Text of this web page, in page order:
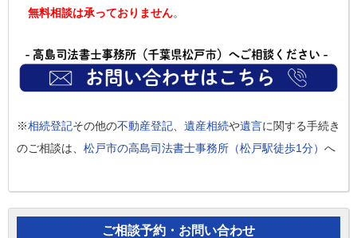
無料相談は承っておりません。
※相続登記その他の不動産登記 遺産相続や遺言に関する手続き
のご相談は、 松戸市の高島司法書士事務所（松戸駅徒歩1分） へ
ご相談予約・お問い合わせ